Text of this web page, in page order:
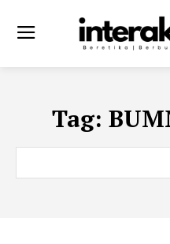
Tag: